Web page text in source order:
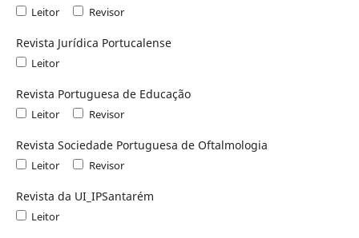
Leitor Revisor
Revista Jurídica Portucalense
Leitor
Revista Portuguesa de Educação
Leitor Revisor
Revista Sociedade Portuguesa de Oftalmologia
Leitor Revisor
Revista da UI_IPSantarém
Leitor